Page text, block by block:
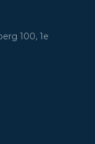
100, 1e